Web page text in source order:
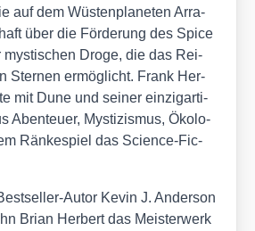
auf dem Wüs­ten­pla­ne­ten Arra­
über die För­de­rung des Spi­ce
mys­ti­schen Dro­ge, die das Rei­
Ster­nen ermög­licht. Frank Her­
mit Dune und sei­ner ein­zig­ar­ti­
Aben­teu­er, Mys­ti­zis­mus, Öko­lo­
Rän­ke­spiel das Sci­ence-Fic­
Autor Kevin J. Ander­son
Bri­an Her­bert das Meis­ter­werk